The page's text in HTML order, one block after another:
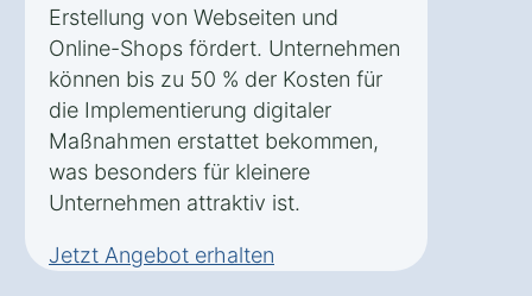
Erstellung von Webseiten und
Online-Shops fördert. Unternehmen
können bis zu 50 % der Kosten für
die Implementierung digitaler
Maßnahmen erstattet bekommen,
was besonders für kleinere
Unternehmen attraktiv ist.
Jetzt Angebot erhalten